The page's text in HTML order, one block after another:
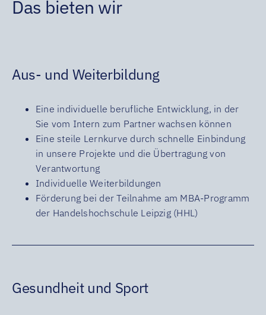
Das bieten wir
Aus- und Weiterbildung
Eine individuelle berufliche Entwicklung, in der
Sie vom Intern zum Partner wachsen können
Eine steile Lernkurve durch schnelle Einbindung
in unsere Projekte und die Übertragung von
Verantwortung
Individuelle Weiterbildungen
Förderung bei der Teilnahme am MBA-Programm
der Handelshochschule Leipzig (HHL)
Gesundheit und Sport